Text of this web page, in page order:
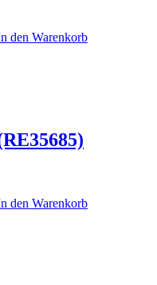
den Warenkorb
den Warenkorb